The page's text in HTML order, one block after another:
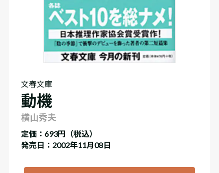
文春文庫
動機
横山秀夫
定価： 693円（税込）
発売日：2002年11月08日